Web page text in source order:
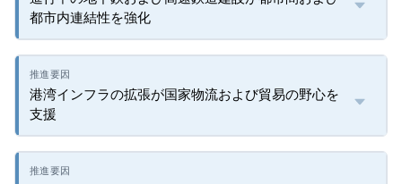
都市内連結性を強化
港湾インフラの拡張が国家物流および貿易の野心を
支援